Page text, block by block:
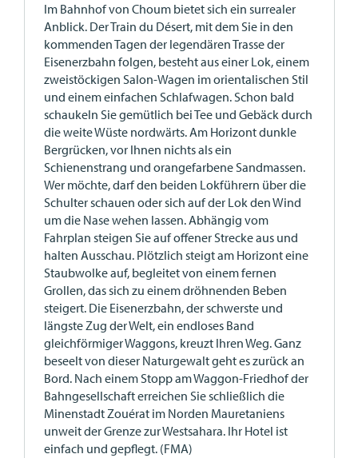
Im Bahnhof von Choum bietet sich ein surrealer
Anblick. Der Train du Désert, mit dem Sie in den
kommenden Tagen der legendären Trasse der
Eisenerzbahn folgen, besteht aus einer Lok, einem
zweistöckigen Salon-Wagen im orientalischen Stil
und einem einfachen Schlafwagen. Schon bald
schaukeln Sie gemütlich bei Tee und Gebäck durch
die weite Wüste nordwärts. Am Horizont dunkle
Bergrücken, vor Ihnen nichts als ein
Schienenstrang und orangefarbene Sandmassen.
Wer möchte, darf den beiden Lokführern über die
Schulter schauen oder sich auf der Lok den Wind
um die Nase wehen lassen. Abhängig vom
Fahrplan steigen Sie auf offener Strecke aus und
halten Ausschau. Plötzlich steigt am Horizont eine
Staubwolke auf, begleitet von einem fernen
Grollen, das sich zu einem dröhnenden Beben
steigert. Die Eisenerzbahn, der schwerste und
längste Zug der Welt, ein endloses Band
gleichförmiger Waggons, kreuzt Ihren Weg. Ganz
beseelt von dieser Naturgewalt geht es zurück an
Bord. Nach einem Stopp am Waggon-Friedhof der
Bahngesellschaft erreichen Sie schließlich die
Minenstadt Zouérat im Norden Mauretaniens
unweit der Grenze zur Westsahara. Ihr Hotel ist
einfach und gepflegt. (FMA)